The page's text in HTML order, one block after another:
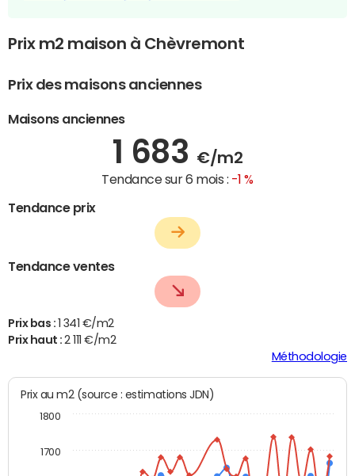
Prix m2 maison à Chèvremont
Prix des maisons anciennes
Maisons anciennes
1 683 €/m2
Tendance sur 6 mois : -1 %
Tendance prix
Tendance ventes
Prix bas : 1 341 €/m2
Prix haut :2 111 €/m2
Méthodologie
Prix au m2 (source : estimations JDN)
1700
1800